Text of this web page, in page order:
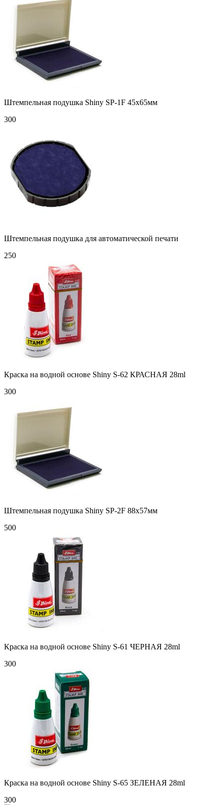
Штемпельная подушка Shiny SP-1F 45х65мм
300
Штемпельная подушка для автоматической печати
250
Краска на водной основе Shiny S-62 КРАСНАЯ 28ml
300
Штемпельная подушка Shiny SP-2F 88х57мм
500
Краска на водной основе Shiny S-61 ЧЕРНАЯ 28ml
300
Краска на водной основе Shiny S-65 ЗЕЛЕНАЯ 28ml
300